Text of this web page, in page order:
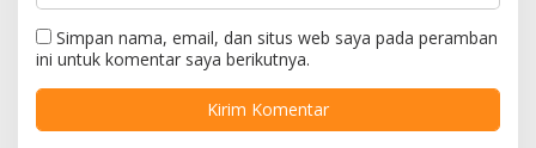
Simpan nama, email, dan situs web saya pada peramban
ini untuk komentar saya berikutnya.